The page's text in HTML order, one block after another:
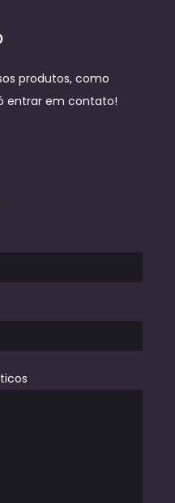
produtos, como
entrar em contato!